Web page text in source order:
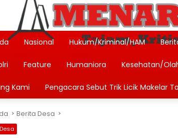
Nasional Hukum/Kriminal/HAM
Feature Humaniora Kesehatan/
Kami Pengacara Sebut Trik Licik Makelar
Berita Desa